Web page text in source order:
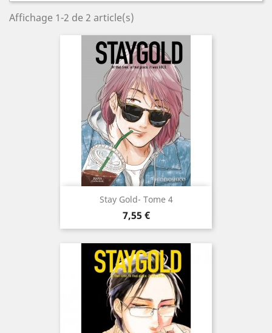
Affichage 1-2 de 2 article(s)
Stay Gold- Tome 4
Prix
7,55 €